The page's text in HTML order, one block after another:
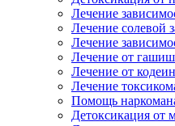
Лечение
Лечение солевой
Лечение
Лечение от
Лечение от
Лечение
Помощь
Детоксикация от